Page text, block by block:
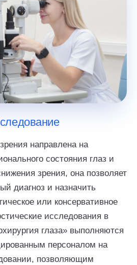
направлена на
состояния глаз и
зрения, она позволяет
диагноз и назначить
или консервативное
исследования в
глаза» выполняются
персоналом на
позволяющим